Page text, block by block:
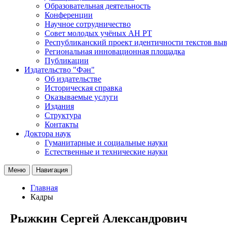
Образовательная деятельность
Конференции
Научное сотрудничество
Совет молодых учёных АН РТ
Республиканский проект идентичности текстов
Региональная инновационная площадка
Публикации
Издательство "Фән"
Об издательстве
Историческая справка
Оказываемые услуги
Издания
Структура
Контакты
Доктора наук
Гуманитарные и социальные науки
Естественные и технические науки
Меню Навигация
Главная
Кадры
Рыжкин Сергей Александрович